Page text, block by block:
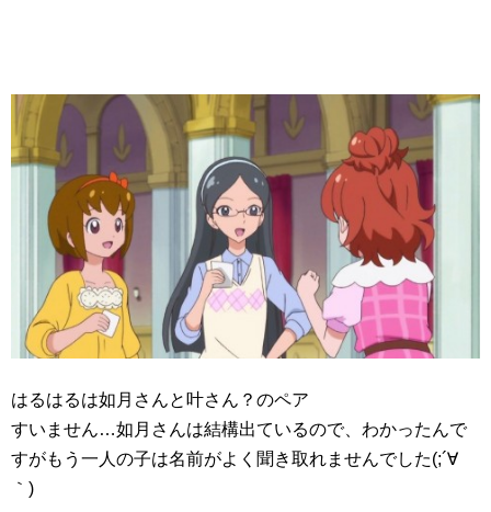
はるはるは如月さんと叶さん？のペア
すいません…如月さんは結構出ているので、わかったんで
すがもう一人の子は名前がよく聞き取れませんでした(;´∀
｀)